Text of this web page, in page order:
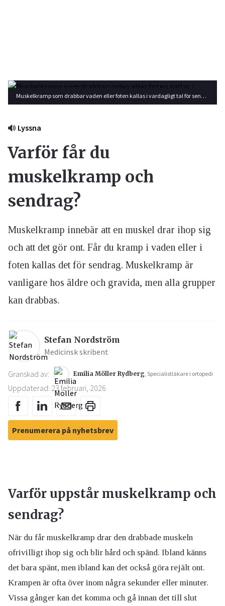
Muskelkramp som drabbar vaden eller foten kallas i vardagligt tal för senkramp. Foto: Shutterstock
Lyssna
Varför får du
muskelkramp och
sendrag?
Muskelkramp innebär att en muskel drar ihop sig
och att det gör ont. Får du kramp i vaden eller i
foten kallas det för sendrag. Muskelkramp är
vanligare hos äldre och gravida, men alla grupper
kan drabbas.
Stefan Nordström
Medicinsk skribent
Granskad av: Emilia Möller Rydberg, Specialistläkare i ortopedi
Uppdaterad: 23 februari, 2026
Prenumerera på nyhetsbrev
Varför uppstår muskelkramp och
sendrag?
När du får muskelkramp drar den drabbade muskeln
ofrivilligt ihop sig och blir hård och spänd. Ibland känns
det bara spänt, men ibland kan det också göra rejält ont.
Krampen är ofta över inom några sekunder eller minuter.
Vissa gånger kan det komma och gå innan det till slut